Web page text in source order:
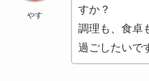
やす
すか？
調理も、食卓
過ごしたいで